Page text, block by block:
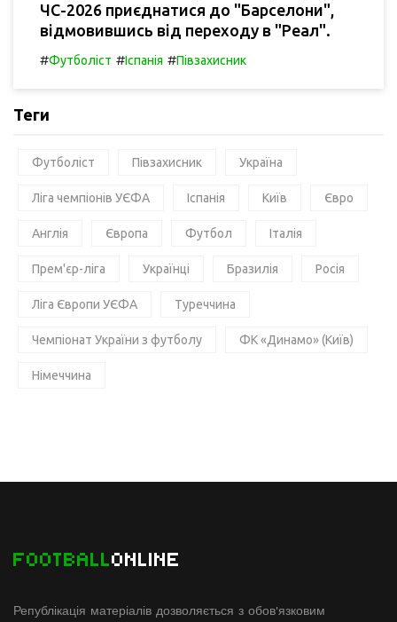
ЧС-2026 приєднатися до "Барселони",
відмовившись від переходу в "Реал".
#Футболіст #Іспанія #Півзахисник
Теги
Футболіст Півзахисник Україна
Ліга чемпіонів УЄФА Іспанія Київ Євро
Англія Європа Футбол Італія
Прем'єр-ліга Українці Бразилія Росія
Ліга Європи УЄФА Туреччина
Чемпіонат України з футболу ФК «Динамо» (Київ)
Німеччина
FOOTBALLONLINE
Републікація матеріалів дозволяється з обов'язковим